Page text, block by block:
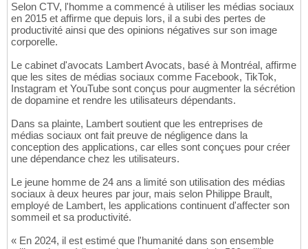
Selon CTV, l'homme a commencé à utiliser les médias sociaux
en 2015 et affirme que depuis lors, il a subi des pertes de
productivité ainsi que des opinions négatives sur son image
corporelle.
Le cabinet d'avocats Lambert Avocats, basé à Montréal, affirme
que les sites de médias sociaux comme Facebook, TikTok,
Instagram et YouTube sont conçus pour augmenter la sécrétion
de dopamine et rendre les utilisateurs dépendants.
Dans sa plainte, Lambert soutient que les entreprises de
médias sociaux ont fait preuve de négligence dans la
conception des applications, car elles sont conçues pour créer
une dépendance chez les utilisateurs.
Le jeune homme de 24 ans a limité son utilisation des médias
sociaux à deux heures par jour, mais selon Philippe Brault,
employé de Lambert, les applications continuent d'affecter son
sommeil et sa productivité.
« En 2024, il est estimé que l'humanité dans son ensemble